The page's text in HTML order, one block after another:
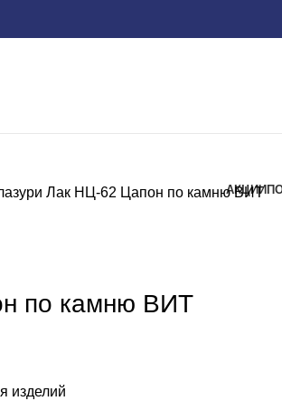
АКЦИИ
Лак НЦ-62 Цапон по камню ВИТ
по камню ВИТ
изделий